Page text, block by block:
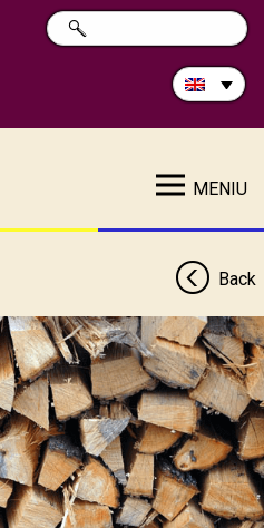
Search
in
SEARCH
MENIU
Back